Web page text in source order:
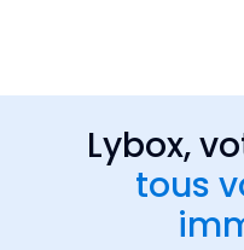
Lybox,
tous